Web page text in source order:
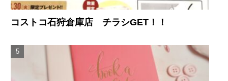
コストコ石狩倉庫店 チラシGET！！